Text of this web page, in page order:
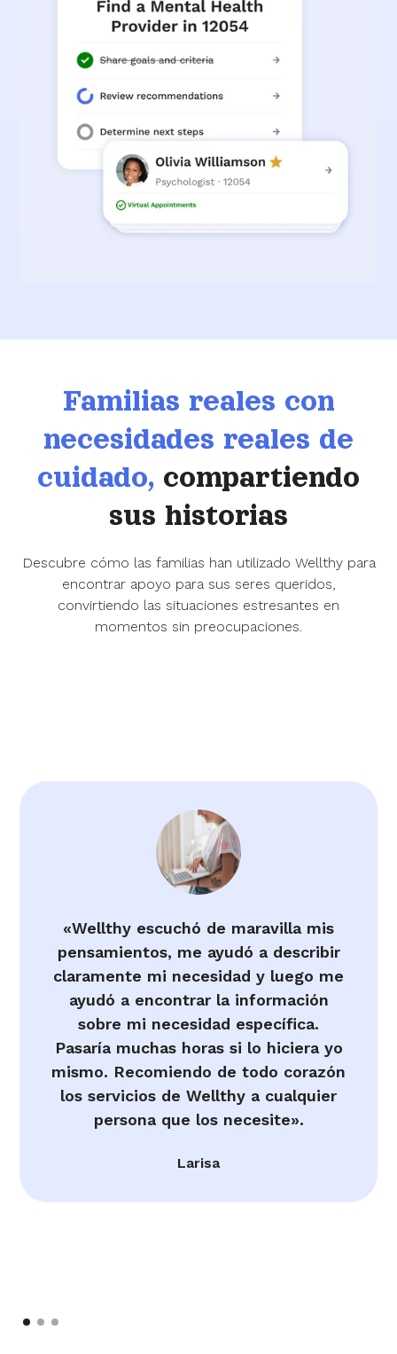
Familias reales con
necesidades reales de
cuidado, compartiendo
sus historias
Descubre cómo las familias han utilizado Wellthy para
encontrar apoyo para sus seres queridos,
convirtiendo las situaciones estresantes en
momentos sin preocupaciones.
«Wellthy escuchó de maravilla mis
pensamientos, me ayudó a describir
claramente mi necesidad y luego me
ayudó a encontrar la información
sobre mi necesidad específica.
Pasaría muchas horas si lo hiciera yo
mismo. Recomiendo de todo corazón
los servicios de Wellthy a cualquier
persona que los necesite».
Larisa